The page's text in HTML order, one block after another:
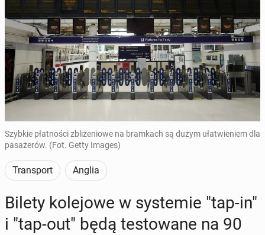
Szybkie płatności zbliżeniowe na bramkach są dużym ułatwieniem dla
pasażerów. (Fot. Getty Images)
Transport Anglia
Bilety ko­le­jo­we w sys­te­mie "tap-in"
i "tap-out" będą te­sto­wa­ne na 90